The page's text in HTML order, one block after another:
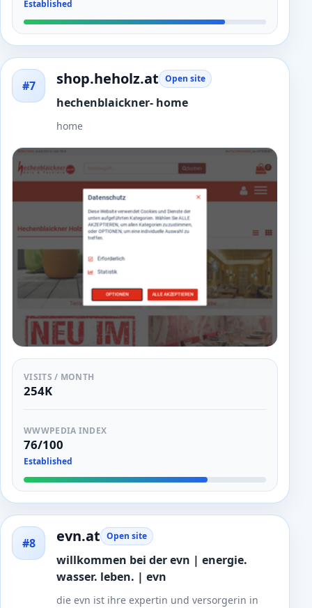
Established
#7 shop.heholz.at Open site
hechenblaickner- home
home
VISITS / MONTH
254K
WWWPEDIA INDEX
76/100
Established
#8 evn.at Open site
willkommen bei der evn | energie.
wasser. leben. | evn
die evn ist ihre expertin und versorgerin in